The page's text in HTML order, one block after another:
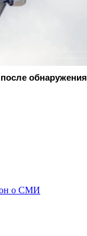
обнаружения
о СМИ